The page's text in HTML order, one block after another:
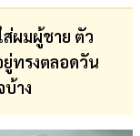
ผมผู้ชาย ตัว
ทรงตลอดวัน
าง